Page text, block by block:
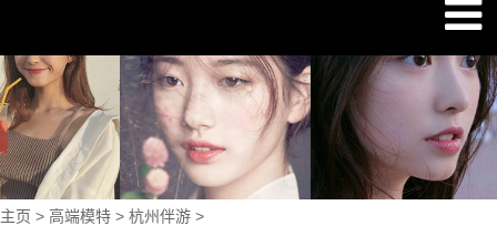
主页 > 高端模特 > 杭州伴游 >